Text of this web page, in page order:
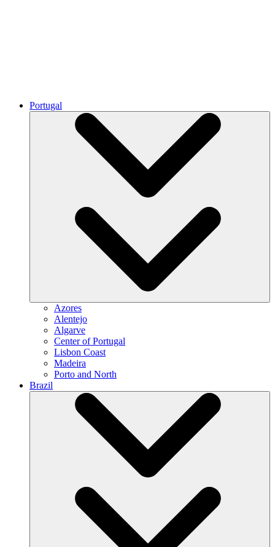
Portugal
Azores
Alentejo
Algarve
Center of Portugal
Lisbon Coast
Madeira
Porto and North
Brazil